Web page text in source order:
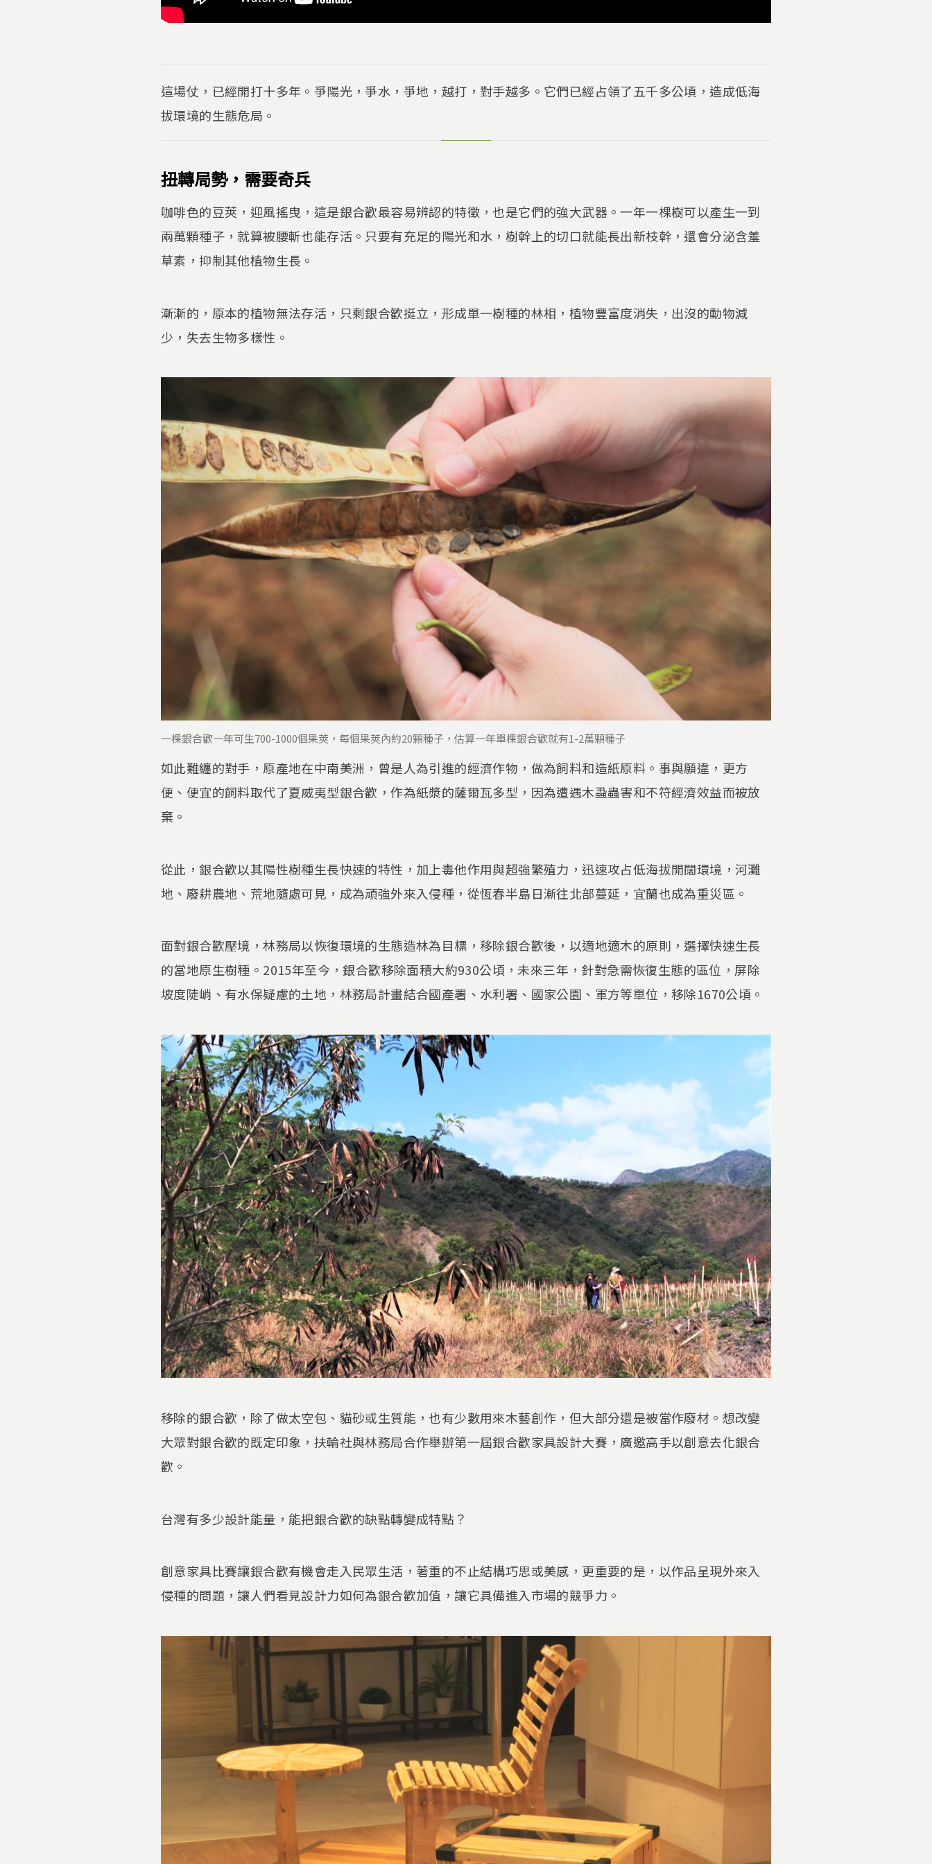
這場仗，已經開打十多年。爭陽光，爭水，爭地，越打，對手越多。它們已經占領了五千多公頃，造成低海
拔環境的生態危局。
扭轉局勢，需要奇兵
咖啡色的豆莢，迎風搖曳，這是銀合歡最容易辨認的特徵，也是它們的強大武器。一年一棵樹可以產生一到
兩萬顆種子，就算被腰斬也能存活。只要有充足的陽光和水，樹幹上的切口就能長出新枝幹，還會分泌含羞
草素，抑制其他植物生長。
漸漸的，原本的植物無法存活，只剩銀合歡挺立，形成單一樹種的林相，植物豐富度消失，出沒的動物減
少，失去生物多樣性。
一棵銀合歡一年可生700-1000個果莢，每個果莢內約20顆種子，估算一年單棵銀合歡就有1-2萬顆種子
如此難纏的對手，原產地在中南美洲，曾是人為引進的經濟作物，做為飼料和造紙原料。事與願違，更方
便、便宜的飼料取代了夏威夷型銀合歡，作為紙漿的薩爾瓦多型，因為遭遇木蝨蟲害和不符經濟效益而被放
棄。
從此，銀合歡以其陽性樹種生長快速的特性，加上毒他作用與超強繁殖力，迅速攻占低海拔開闊環境，河灘
地、廢耕農地、荒地隨處可見，成為頑強外來入侵種，從恆春半島日漸往北部蔓延，宜蘭也成為重災區。
面對銀合歡壓境，林務局以恢復環境的生態造林為目標，移除銀合歡後，以適地適木的原則，選擇快速生長
的當地原生樹種。2015年至今，銀合歡移除面積大約930公頃，未來三年，針對急需恢復生態的區位，屏除
坡度陡峭、有水保疑慮的土地，林務局計畫結合國產署、水利署、國家公園、軍方等單位，移除1670公頃。
移除的銀合歡，除了做太空包、貓砂或生質能，也有少數用來木藝創作，但大部分還是被當作廢材。想改變
大眾對銀合歡的既定印象，扶輪社與林務局合作舉辦第一屆銀合歡家具設計大賽，廣邀高手以創意去化銀合
歡。
台灣有多少設計能量，能把銀合歡的缺點轉變成特點？
創意家具比賽讓銀合歡有機會走入民眾生活，著重的不止結構巧思或美感，更重要的是，以作品呈現外來入
侵種的問題，讓人們看見設計力如何為銀合歡加值，讓它具備進入市場的競爭力。